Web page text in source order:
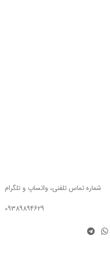
شماره تماس تلفنی، واتساپ و تلگرام
09389894629